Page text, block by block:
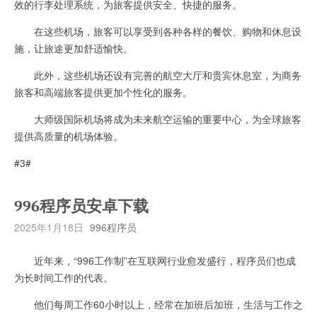
效的行李处理系统，为旅客提供安全、快捷的服务。
在这些机场，旅客可以享受到各种各样的餐饮、购物和休息设
施，让旅途更加舒适愉快。
此外，这些机场还设有完善的航空大厅和贵宾休息室，为商务
旅客和高端旅客提供更加个性化的服务。
大师级国际机场将成为未来航空运输的重要中心，为全球旅客
提供高质量的机场体验。
#3#
996程序员安卓下载
2025年1月18日 996程序员
近年来，“996工作制”在互联网行业愈发盛行，程序员们也成
为长时间工作的代表。
他们每周工作60小时以上，经常在加班后加班，生活与工作之